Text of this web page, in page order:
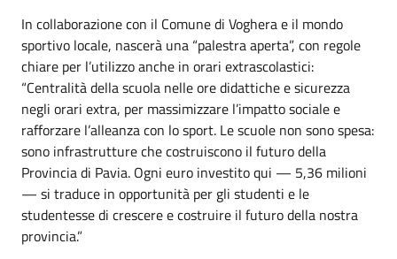
In collaborazione con il Comune di Voghera e il mondo
sportivo locale, nascerà una “palestra aperta”, con regole
chiare per l’utilizzo anche in orari extrascolastici:
“Centralità della scuola nelle ore didattiche e sicurezza
negli orari extra, per massimizzare l’impatto sociale e
rafforzare l’alleanza con lo sport. Le scuole non sono spesa:
sono infrastrutture che costruiscono il futuro della
Provincia di Pavia. Ogni euro investito qui — 5,36 milioni
— si traduce in opportunità per gli studenti e le
studentesse di crescere e costruire il futuro della nostra
provincia.”